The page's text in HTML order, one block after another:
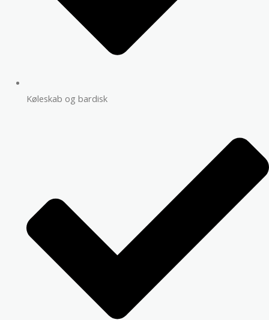
Køleskab og bardisk